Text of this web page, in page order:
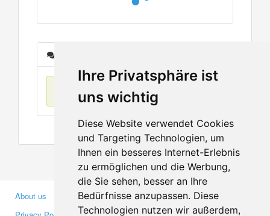
Ihre Privatsphäre ist
uns wichtig
Diese Website verwendet Cookies
und Targeting Technologien, um
Ihnen ein besseres Internet-Erlebnis
zu ermöglichen und die Werbung,
die Sie sehen, besser an Ihre
Bedürfnisse anzupassen. Diese
Technologien nutzen wir außerdem,
No items found
About us
Business Partners